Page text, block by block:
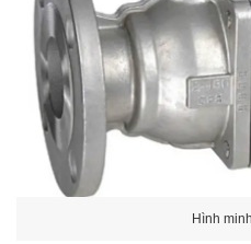
Hình